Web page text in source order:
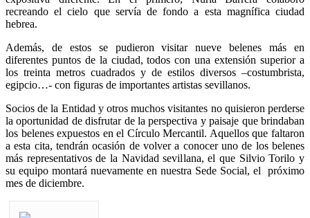
recreando el cielo que servía de fondo a esta magnífica ciudad
hebrea.
Además, de estos se pudieron visitar nueve belenes más en
diferentes puntos de la ciudad, todos con una extensión superior a
los treinta metros cuadrados y de estilos diversos –costumbrista,
egipcio…- con figuras de importantes artistas sevillanos.
Socios de la Entidad y otros muchos visitantes no quisieron perderse
la oportunidad de disfrutar de la perspectiva y paisaje que brindaban
los belenes expuestos en el Círculo Mercantil. Aquellos que faltaron
a esta cita, tendrán ocasión de volver a conocer uno de los belenes
más representativos de la Navidad sevillana, el que Silvio Torilo y
su equipo montará nuevamente en nuestra Sede Social, el próximo
mes de diciembre.